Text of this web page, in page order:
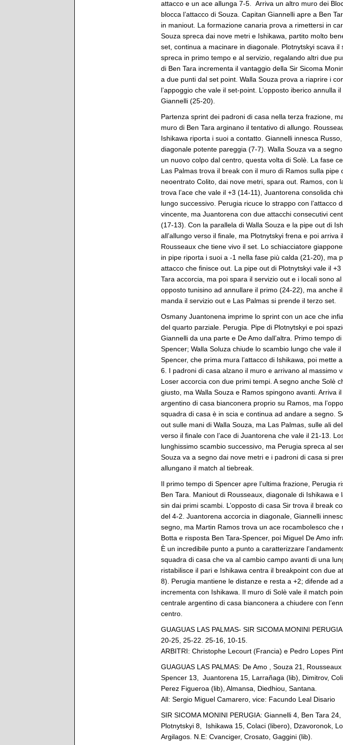
attacco e un ace allunga 7-5. Arriva un altro muro dei
blocca l’attacco di Souza. Capitan Giannelli apre a Ben
in maniout. La formazione canaria prova a rimettersi in
Souza spreca dai nove metri e Ishikawa, partito molto
set, continua a macinare in diagonale. Plotnytskyi scava il
spreca in primo tempo e al servizio, regalando altri due
di Ben Tara incrementa il vantaggio della Sir Sicoma
a due punti dal set point. Walla Souza prova a riaprire i
l’appoggio che vale il set-point. L’opposto iberico annulla
Giannelli (25-20).
Partenza sprint dei padroni di casa nella terza frazione,
muro di Ben Tara arginano il tentativo di allungo.
Ishikawa riporta i suoi a contatto. Giannelli innesca
diagonale potente pareggia (7-7). Walla Souza va a
un nuovo colpo dal centro, questa volta di Solè. La fase
Las Palmas trova il break con il muro di Ramos sulla pipe
neoentrato Colito, dai nove metri, spara out. Ramos, con
trova l’ace che vale il +3 (14-11), Juantorena consolida
lungo successivo. Perugia ricuce lo strappo con l’attacco
vincente, ma Juantorena con due attacchi consecutivi
(17-13). Con la parallela di Walla Souza e la pipe out di
all’allungo verso il finale, ma Plotnytskyi frena e poi arriva
Rousseaux che tiene vivo il set. Lo schiacciatore
in pipe riporta i suoi a -1 nella fase più calda (21-20), ma
attacco che finisce out. La pipe out di Plotnytskyi vale il
Tara accorcia, ma poi spara il servizio out e i locali sono
opposto tunisino ad annullare il primo (24-22), ma anche
manda il servizio out e Las Palmas si prende il terzo set.
Osmany Juantonena imprime lo sprint con un ace che
del quarto parziale. Perugia. Pipe di Plotnytskyi e poi
Giannelli da una parte e De Amo dall’altra. Primo tempo
Spencer; Walla Soluza chiude lo scambio lungo che vale
Spencer, che prima mura l’attacco di Ishikawa, poi mette
6. I padroni di casa alzano il muro e arrivano al massimo
Loser accorcia con due primi tempi. A segno anche Solè
giusto, ma Walla Souza e Ramos spingono avanti. Arriva
argentino di casa bianconera proprio su Ramos, ma
squadra di casa è in scia e continua ad andare a segno.
out sulle mani di Walla Souza, ma Las Palmas, sulle ali
verso il finale con l’ace di Juantorena che vale il 21-13.
lunghissimo scambio successivo, ma Perugia spreca al
Souza va a segno dai nove metri e i padroni di casa si
allungano il match al tiebreak.
Il primo tempo di Spencer apre l’ultima frazione, Perugia
Ben Tara. Maniout di Rousseaux, diagonale di Ishikawa e
sin dai primi scambi. L’opposto di casa Sir trova il break
del 4-2. Juantorena accorcia in diagonale, Giannelli
segno, ma Martin Ramos trova un ace rocambolesco che
Botta e risposta Ben Tara-Spencer, poi Miguel De Amo
È un incredibile punto a punto a caratterizzare
squadra di casa che va al cambio campo avanti di una
ristabilisce il pari e Ishikawa centra il breakpoint con due
8). Perugia mantiene le distanze e resta a +2; difende ad
incrementa con Ishikawa. Il muro di Solè vale il match
centrale argentino di casa bianconera a chiudere con
centro.
GUAGUAS LAS PALMAS- SIR SICOMA MONINI
20-25, 25-22. 25-16, 10-15.
ARBITRI: Christophe Lecourt (Francia) e Pedro Lopes
GUAGUAS LAS PALMAS: De Amo , Souza 21,
Spencer 13, Juantorena 15, Larrañaga (lib), Dimitrov,
Perez Figueroa (lib), Almansa, Diedhiou, Santana.
All: Sergio Miguel Camarero, vice: Facundo Leal Disario
SIR SICOMA MONINI PERUGIA: Giannelli 4, Ben Tara 24,
Plotnytskyi 8, Ishikawa 15, Colaci (libero), Dzavoronok,
Argilagos. N.E: Cvanciger, Crosato, Gaggini (lib).